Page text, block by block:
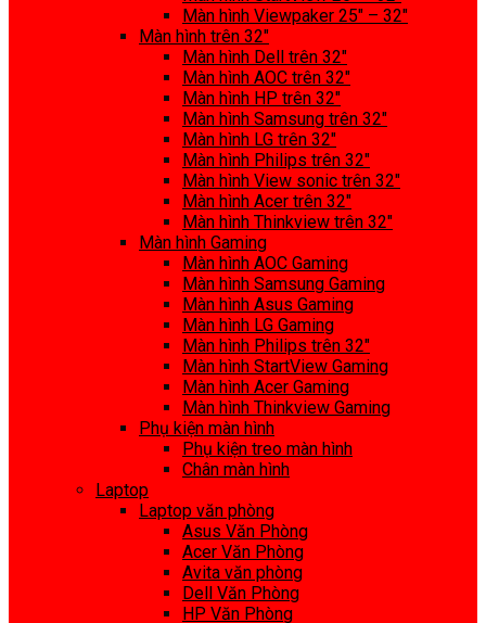
Màn hình Viewpaker 25″ – 32″
Màn hình trên 32″
Màn hình Dell trên 32″
Màn hình AOC trên 32″
Màn hình HP trên 32″
Màn hình Samsung trên 32″
Màn hình LG trên 32″
Màn hình Philips trên 32″
Màn hình View sonic trên 32″
Màn hình Acer trên 32″
Màn hình Thinkview trên 32″
Màn hình Gaming
Màn hình AOC Gaming
Màn hình Samsung Gaming
Màn hình Asus Gaming
Màn hình LG Gaming
Màn hình Philips trên 32″
Màn hình StartView Gaming
Màn hình Acer Gaming
Màn hình Thinkview Gaming
Phụ kiện màn hình
Phụ kiện treo màn hình
Chân màn hình
Laptop
Laptop văn phòng
Asus Văn Phòng
Acer Văn Phòng
Avita văn phòng
Dell Văn Phòng
HP Văn Phòng